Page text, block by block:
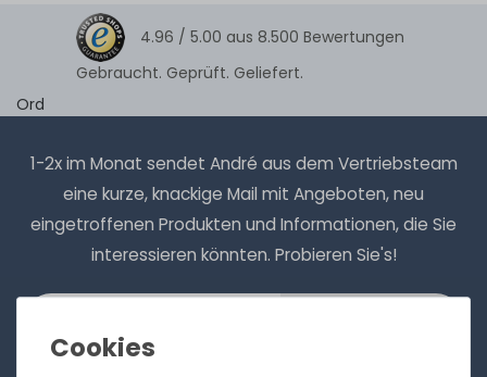
4.96 / 5.00 aus 8.500 Bewertungen
Gebraucht. Geprüft. Geliefert.
Ord
1-2x im Monat sendet André aus dem Vertriebsteam
eine kurze, knackige Mail mit Angeboten, neu
eingetroffenen Produkten und Informationen, die Sie
interessieren könnten. Probieren Sie's!